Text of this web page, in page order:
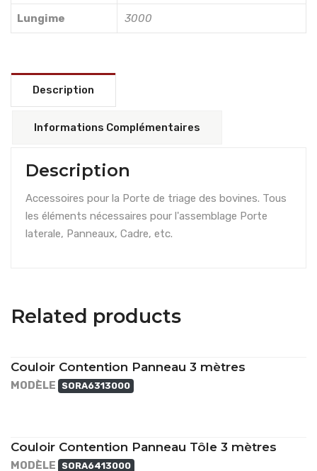
Lungime 3000
Description
Informations Complémentaires
Description
Accessoires pour la Porte de triage des bovines. Tous
les éléments nécessaires pour l'assemblage Porte
laterale, Panneaux, Cadre, etc.
Related products
Couloir Contention Panneau 3 mètres
MODÈLE SORA6313000
Couloir Contention Panneau Tôle 3 mètres
MODÈLE SORA6413000